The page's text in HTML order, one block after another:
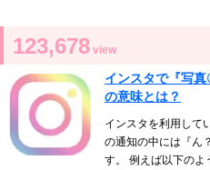
123,678 view
インスタで『写
の意味とは？
インスタを利用して
の通知の中には『ん
す。 例えば以下のよ